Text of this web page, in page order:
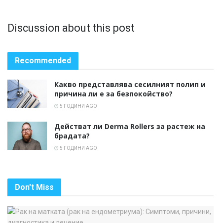
Discussion about this post
Recommended
Какво представлява сесилният полип и
причина ли е за безпокойство?
5 ГОДИНИ AGO
Действат ли Derma Rollers за растеж на
брадата?
5 ГОДИНИ AGO
Don't Miss